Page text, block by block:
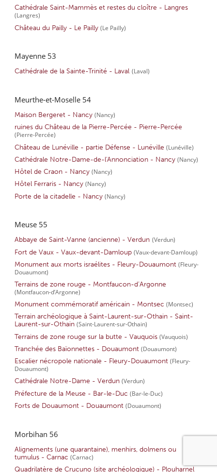
Cathédrale Saint-Mammès et restes du cloître - Langres
(Langres)
Château du Pailly - Le Pailly (Le Pailly)
Mayenne 53
Cathédrale de la Sainte-Trinité - Laval (Laval)
Meurthe-et-Moselle 54
Maison Bergeret - Nancy (Nancy)
ruines du Château de la Pierre-Percée - Pierre-Percée
(Pierre-Percée)
Château de Lunéville - partie Défense - Lunéville (Lunéville)
Cathédrale Notre-Dame-de-l'Annonciation - Nancy (Nancy)
Hôtel de Craon - Nancy (Nancy)
Hôtel Ferraris - Nancy (Nancy)
Porte de la citadelle - Nancy (Nancy)
Meuse 55
Abbaye de Saint-Vanne (ancienne) - Verdun (Verdun)
Fort de Vaux - Vaux-devant-Damloup (Vaux-devant-Damloup)
Monument aux morts israélites - Fleury-Douaumont (Fleury-
Douaumont)
Terrains de zone rouge - Montfaucon-d’Argonne
(Montfaucon-d’Argonne)
Monument commémoratif américain - Montsec (Montsec)
Terrain archéologique à Saint-Laurent-sur-Othain - Saint-
Laurent-sur-Othain (Saint-Laurent-sur-Othain)
Terrains de zone rouge sur la butte - Vauquois (Vauquois)
Tranchée des Baïonnettes - Douaumont (Douaumont)
Escalier nécropole nationale - Fleury-Douaumont (Fleury-
Douaumont)
Cathédrale Notre-Dame - Verdun (Verdun)
Préfecture de la Meuse - Bar-le-Duc (Bar-le-Duc)
Forts de Douaumont - Douaumont (Douaumont)
Morbihan 56
Alignements (une quarantaine), menhirs, dolmens ou
tumulus - Carnac (Carnac)
Quadrilatère de Crucuno (site archéologique) - Plouharnel